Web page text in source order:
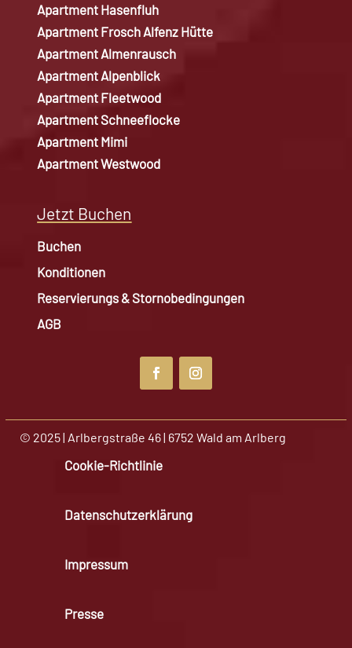
Apartment Hasenfluh
Apartment Frosch Alfenz Hütte
Apartment Almenrausch
Apartment Alpenblick
Apartment Fleetwood
Apartment Schneeflocke
Apartment Mimi
Apartment Westwood
Jetzt Buchen
Buchen
Konditionen
Reservierungs & Stornobedingungen
AGB
© 2025 | Arlbergstraße 46 | 6752 Wald am Arlberg
Cookie-Richtlinie
Datenschutzerklärung
Impressum
Presse